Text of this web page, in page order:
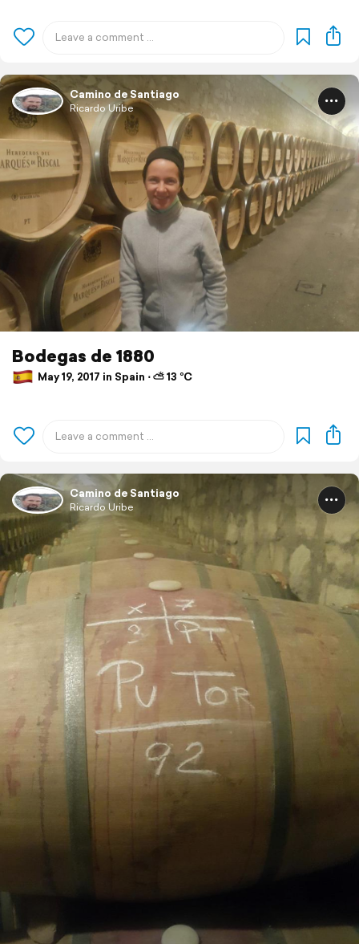
Camino de Santiago
Ricardo Uribe
Bodegas de 1880
May 19, 2017 in Spain ⋅ ⛅ 13 °C
Camino de Santiago
Ricardo Uribe